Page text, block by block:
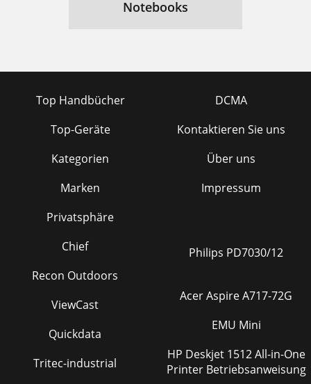
Notebooks
Top Handbücher
Top-Geräte
Kategorien
Marken
Privatsphäre
DCMA
Kontaktieren Sie uns
Über uns
Impressum
Chief
Recon Outdoors
ViewCast
Quickdata
Tritec-industrial
Philips PD7030/12
Acer Aspire A717-72G
EMU Mini
HP Deskjet 1512 All-in-One
Printer Betriebsanweisung